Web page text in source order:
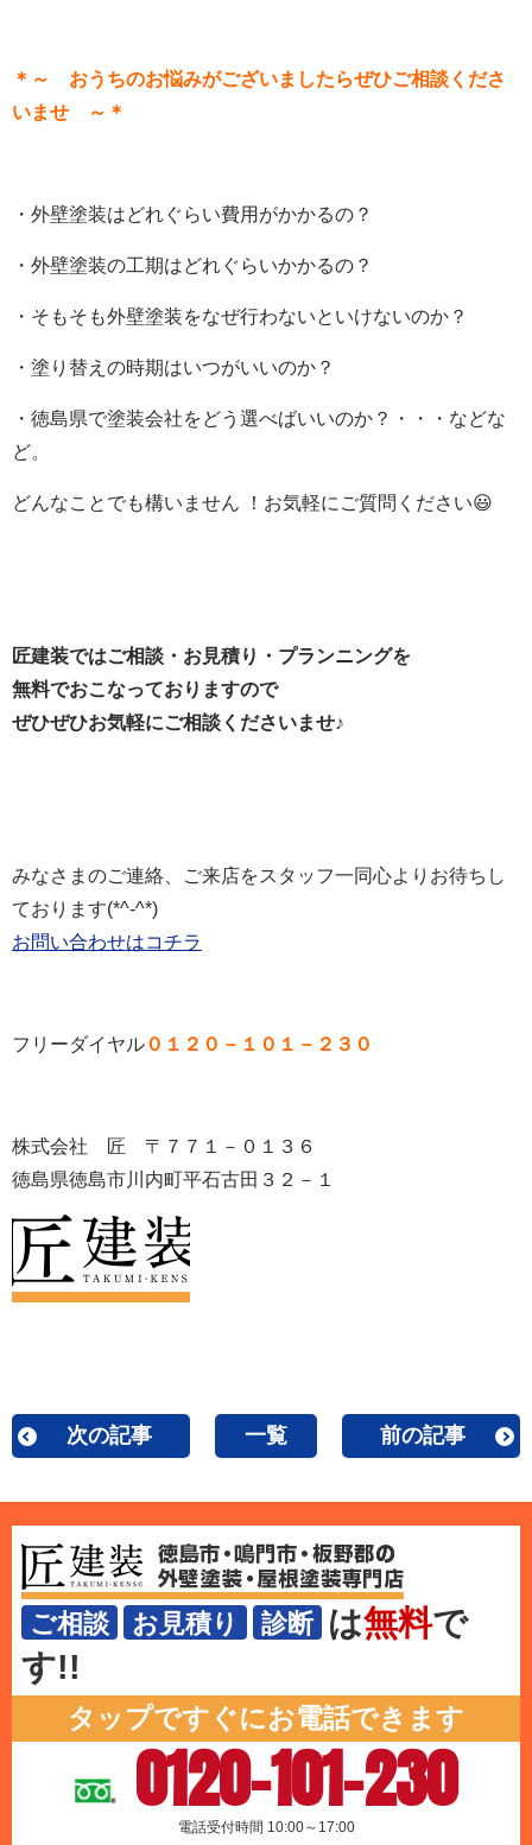
＊～ おうちのお悩みがございましたらぜひご相談くださ
いませ ～＊
・外壁塗装はどれぐらい費用がかかるの？
・外壁塗装の工期はどれぐらいかかるの？
・そもそも外壁塗装をなぜ行わないといけないのか？
・塗り替えの時期はいつがいいのか？
・徳島県で塗装会社をどう選べばいいのか？・・・などな
ど。
どんなことでも構いません ！お気軽にご質問ください😃
匠建装ではご相談・お見積り・プランニングを
無料でおこなっておりますので
ぜひぜひお気軽にご相談くださいませ♪
みなさまのご連絡、ご来店をスタッフ一同心よりお待ちし
ております(*^-^*)
お問い合わせはコチラ
フリーダイヤル０１２０－１０１－２３０
株式会社 匠 〒７７１－０１３６
徳島県徳島市川内町平石古田３２－１
次の記事 一覧 前の記事
ご相談 お見積り 診断 は無料で
す!!
タップですぐにお電話できます
0120-101-230
電話受付時間 10:00～17:00